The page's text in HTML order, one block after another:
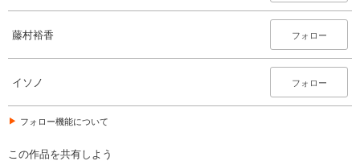
藤村裕香 フォロー
イソノ フォロー
フォロー機能について
この作品を共有しよう